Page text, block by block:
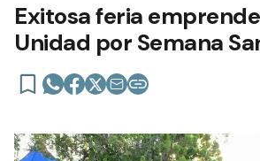
Exitosa feria
Unidad por Semana